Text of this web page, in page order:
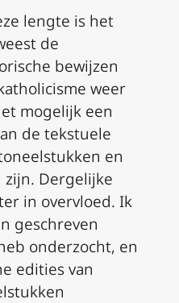
lengte is het
de
bewijzen
weer
mogelijk een
de tekstuele
en
Dergelijke
in overvloed. Ik
geschreven
onderzocht, en
edities van